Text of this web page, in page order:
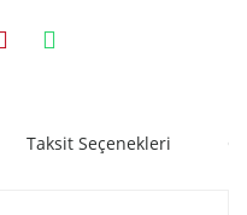
Taksit Seçenekleri